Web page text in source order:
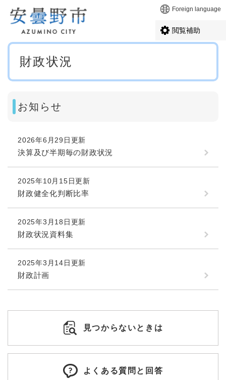
メニューを飛ばして本文へ Foreign language
閲覧補助
本
財政状況
お知らせ
2026年6月29日更新
決算及び半期毎の財政状況
2025年10月15日更新
財政健全化判断比率
2025年3月18日更新
財政状況資料集
2025年3月14日更新
財政計画
見つからないときは
よくある質問と回答